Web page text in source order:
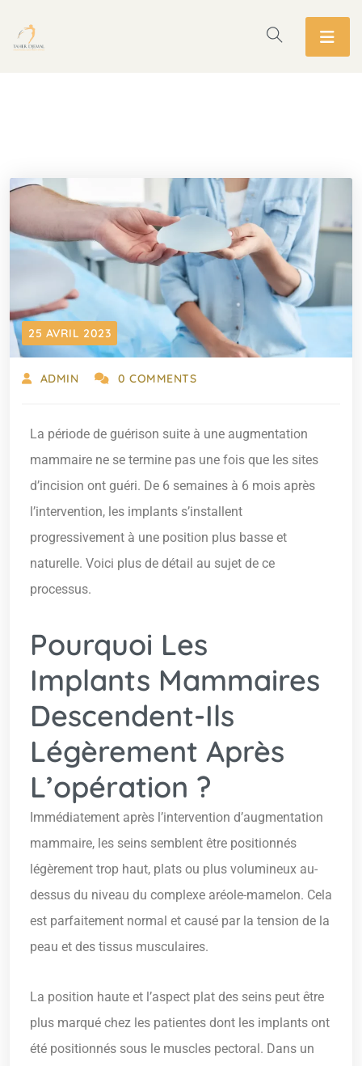
25 AVRIL 2023
ADMIN 0 COMMENTS
La période de guérison suite à une augmentation
mammaire ne se termine pas une fois que les sites
d’incision ont guéri. De 6 semaines à 6 mois après
l’intervention, les implants s’installent
progressivement à une position plus basse et
naturelle. Voici plus de détail au sujet de ce
processus.
Pourquoi Les
Implants Mammaires
Descendent-Ils
Légèrement Après
L’opération ?
Immédiatement après l’intervention d’augmentation
mammaire, les seins semblent être positionnés
légèrement trop haut, plats ou plus volumineux au-
dessus du niveau du complexe aréole-mamelon. Cela
est parfaitement normal et causé par la tension de la
peau et des tissus musculaires.
La position haute et l’aspect plat des seins peut être
plus marqué chez les patientes dont les implants ont
été positionnés sous le muscles pectoral. Dans un